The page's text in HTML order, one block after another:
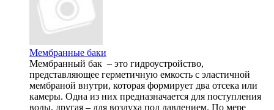
Мембранные баки
Мембранный бак – это гидроустройство,
представляющее герметичную емкость с эластичной
мембраной внутри, которая формирует два отсека или
камеры. Одна из них предназначается для поступления
воды, другая – для воздуха под давлением. По мере